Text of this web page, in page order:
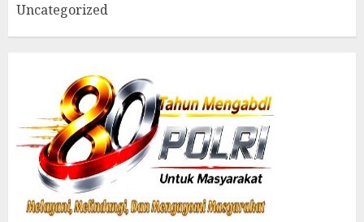
Uncategorized